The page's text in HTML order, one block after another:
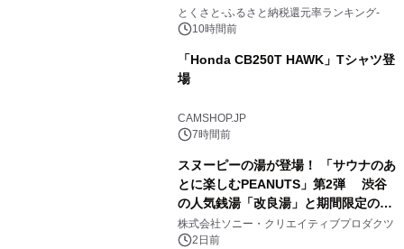
とくさと-ふるさと納税還元率ランキング-
10時間前
「Honda CB250T HAWK」Tシャツ登
場
CAMSHOP.JP
7時間前
スヌーピーの湯が登場！ 「サウナのあ
とに楽しむPEANUTS」第2弾 渋谷
の人気銭湯「改良湯」と期間限定のコ
ラボレーション サウナイキタイコラ
ボグッズも発売決定！
株式会社ソニー・クリエイティブプロダクツ
2日前